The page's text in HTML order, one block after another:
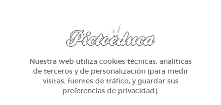
Nuestra web utiliza cookies técnicas, analíticas
de terceros y de personalización (para medir
visitas, fuentes de tráfico, y guardar sus
preferencias de privacidad).